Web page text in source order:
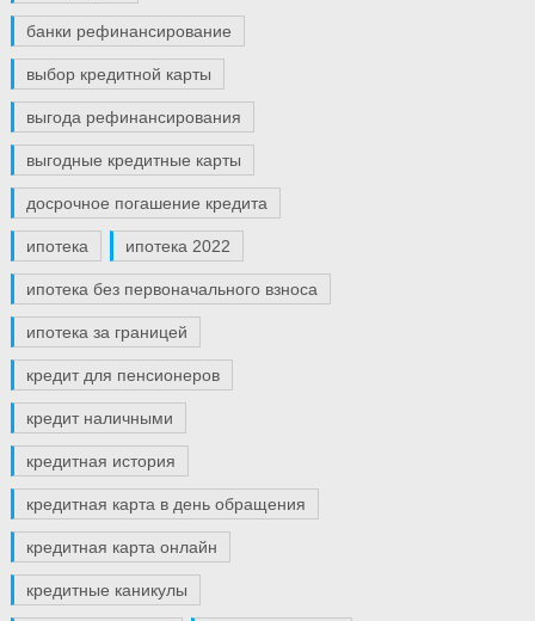
банки рефинансирование
выбор кредитной карты
выгода рефинансирования
выгодные кредитные карты
досрочное погашение кредита
ипотека ипотека 2022
ипотека без первоначального взноса
ипотека за границей
кредит для пенсионеров
кредит наличными
кредитная история
кредитная карта в день обращения
кредитная карта онлайн
кредитные каникулы